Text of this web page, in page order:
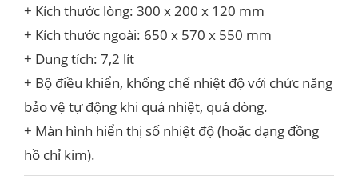
+ Kích thước lòng: 300 x 200 x 120 mm
+ Kích thước ngoài: 650 x 570 x 550 mm
+ Dung tích: 7,2 lít
+ Bộ điều khiển, khống chế nhiệt độ với chức năng
bảo vệ tự động khi quá nhiệt, quá dòng.
+ Màn hình hiển thị số nhiệt độ (hoặc dạng đồng
hồ chỉ kim).